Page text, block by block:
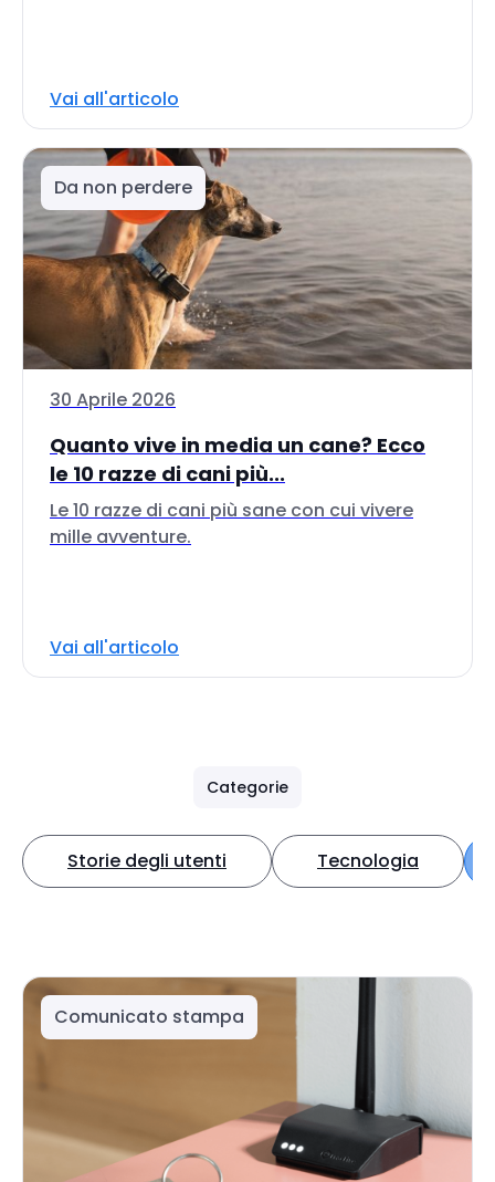
Vai all'articolo
Da non perdere
30 Aprile 2026
Quanto vive in media un cane? Ecco
le 10 razze di cani più...
Le 10 razze di cani più sane con cui vivere
mille avventure.
Vai all'articolo
Categorie
Storie degli utenti Tecnologia
Comunicato stampa